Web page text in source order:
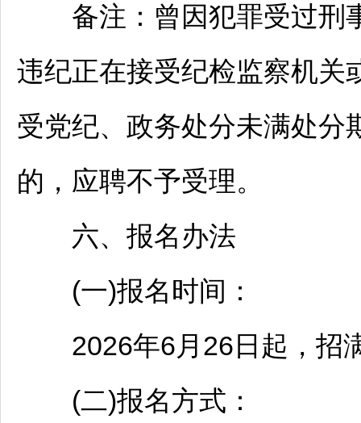
备注：曾因犯罪受过刑
违纪正在接受纪检监察机关
受党纪、政务处分未满处分
的，应聘不予受理。
六、报名办法
(一)报名时间：
2026年6月26日起，招
(二)报名方式：